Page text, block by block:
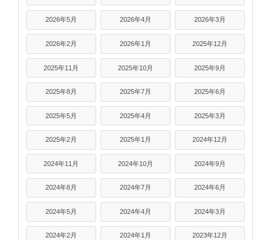
2026年5月 2026年4月 2026年3月
2026年2月 2026年1月 2025年12月
2025年11月 2025年10月 2025年9月
2025年8月 2025年7月 2025年6月
2025年5月 2025年4月 2025年3月
2025年2月 2025年1月 2024年12月
2024年11月 2024年10月 2024年9月
2024年8月 2024年7月 2024年6月
2024年5月 2024年4月 2024年3月
2024年2月 2024年1月 2023年12月